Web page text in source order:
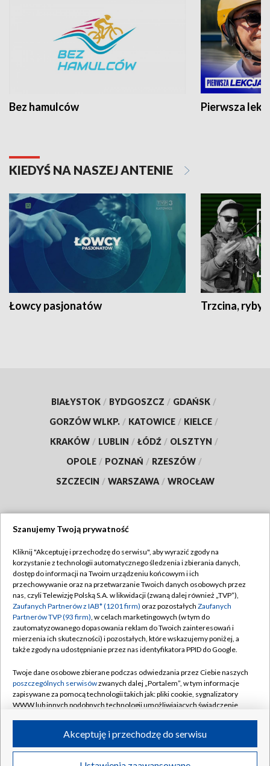
Bez hamulców Pierwsza
KIEDYŚ NA NASZEJ ANTENIE
Łowcy pasjonatów Trzcina, ryby
BIAŁYSTOK / BYDGOSZCZ / GDAŃSK /
GORZÓW WLKP. / KATOWICE / KIELCE /
KRAKÓW / LUBLIN / ŁÓDŹ / OLSZTYN /
OPOLE / POZNAŃ / RZESZÓW /
SZCZECIN / WARSZAWA / WROCŁAW
TVP
Abonament TVP
Emisja w TVP
Centrum informacji TVP
Naziemna Telewizja Cyfrowa
Rada Programowa
System NOS
Informacje o nadawcy
Program dla prasy
Regulamin TVP
Polityka prywatności
Moje zgody
Pomoc
Kontakt
Kanały
©2026 Telewizja Polska S.A. w likwidacji
Szanujemy Twoją prywatność
Kliknij "Akceptuję i przechodzę do serwisu", aby wyrazić zgody na
korzystanie z technologii automatycznego śledzenia i zbierania danych,
dostęp do informacji na Twoim urządzeniu końcowym i ich
przechowywanie oraz na przetwarzanie Twoich danych osobowych przez
nas, czyli Telewizję Polską S.A. w likwidacji (zwaną dalej również „TVP”),
Zaufanych Partnerów z IAB* (1201 firm) oraz pozostałych Zaufanych
Partnerów TVP (93 firm), w celach marketingowych (w tym do
zautomatyzowanego dopasowania reklam do Twoich zainteresowań i
mierzenia ich skuteczności) i pozostałych, które wskazujemy poniżej, a
także zgody na udostępnianie przez nas identyfikatora PPID do Google.
Twoje dane osobowe zbierane podczas odwiedzania przez Ciebie naszych
poszczególnych serwisówzwanych dalej „Portalem”, w tym informacje
zapisywane za pomocą technologii takich jak: pliki cookie, sygnalizatory
WWW lub innych podobnych technologii umożliwiających świadczenie
ruchu w Internecie.
Twoje dane osobowe zbierane podczas odwiedzania przez Ciebie
Akceptuję i przechodzę do serwisu